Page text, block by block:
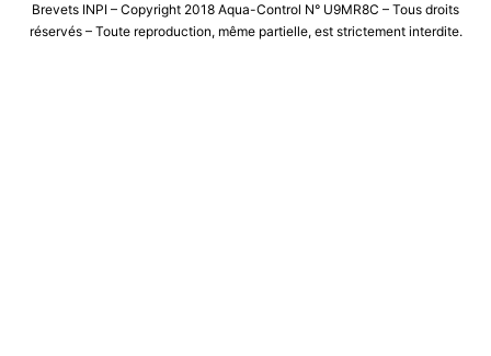
Brevets INPI – Copyright 2018 Aqua-Control N° U9MR8C – Tous droits
réservés – Toute reproduction, même partielle, est strictement interdite.